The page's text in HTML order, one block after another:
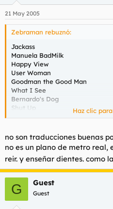
21 May 2005
Zebraman rebuznó:
Jackass
Manuela BadMilk
Happy View
User Woman
Goodman the Good Man
What I See
Bernardo's Dog
Shut Up
Gay Land
lo tradujeron con el google o que?
Haz clic
no son traducciones buenas
no es un plano de metro real,
reir. y enseñar dientes. como
G Guest
Guest